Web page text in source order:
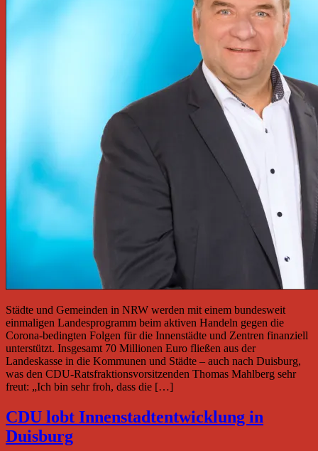
Städte und Gemeinden in NRW werden mit einem bundesweit
einmaligen Landesprogramm beim aktiven Handeln gegen die
Corona-bedingten Folgen für die Innenstädte und Zentren finanziell
unterstützt. Insgesamt 70 Millionen Euro fließen aus der
Landeskasse in die Kommunen und Städte – auch nach Duisburg,
was den CDU-Ratsfraktionsvorsitzenden Thomas Mahlberg sehr
freut: „Ich bin sehr froh, dass die […]
CDU lobt Innenstadtentwicklung in
Duisburg